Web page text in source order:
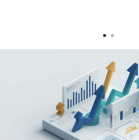
Другие статьи по теме